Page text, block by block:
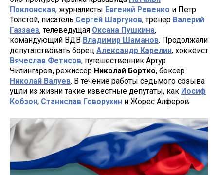
Поклонская, журналисты Евгений Ревенко и Петр
Толстой, писатель Сергей Шаргунов, тренер Валерий
Газзаев, телеведущая Оксана Пушкина,
командующий ВДВ Владимир Шаманов. Продолжали
депутатствовать борец Александр Карелин, хоккеист
Вячеслав Фетисов, путешественник Артур
Чилингаров, режиссер Николай Бортко, боксер
Николай Валуев. В течение работы седьмого созыва
ушли из жизни такие известные депутаты, как Иосиф
Кобзон, Станислав Говорухин и Жорес Алферов.